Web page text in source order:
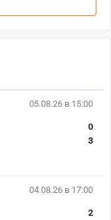
05.08.26 в 15:00
0
3
04.08.26 в 17:00
2